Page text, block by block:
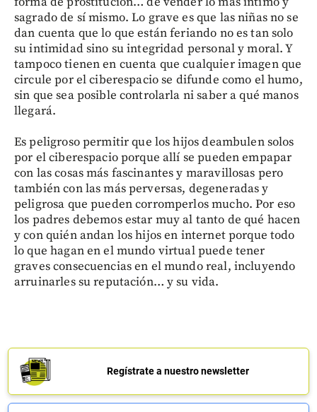
sagrado de sí mismo. Lo grave es que las niñas no se
dan cuenta que lo que están feriando no es tan solo
su intimidad sino su integridad personal y moral. Y
tampoco tienen en cuenta que cualquier imagen que
circule por el ciberespacio se difunde como el humo,
sin que sea posible controlarla ni saber a qué manos
llegará.
Es peligroso permitir que los hijos deambulen solos
por el ciberespacio porque allí se pueden empapar
con las cosas más fascinantes y maravillosas pero
también con las más perversas, degeneradas y
peligrosa que pueden corromperlos mucho. Por eso
los padres debemos estar muy al tanto de qué hacen
y con quién andan los hijos en internet porque todo
lo que hagan en el mundo virtual puede tener
graves consecuencias en el mundo real, incluyendo
arruinarles su reputación… y su vida.
Regístrate a nuestro newsletter